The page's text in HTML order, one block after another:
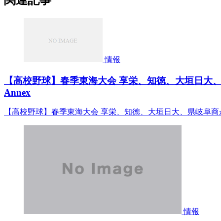
情報
【高校野球】春季東海大会 享栄、知徳、大垣日大
Annex
【高校野球】春季東海大会 享栄、知徳、大垣日大、県岐阜
情報